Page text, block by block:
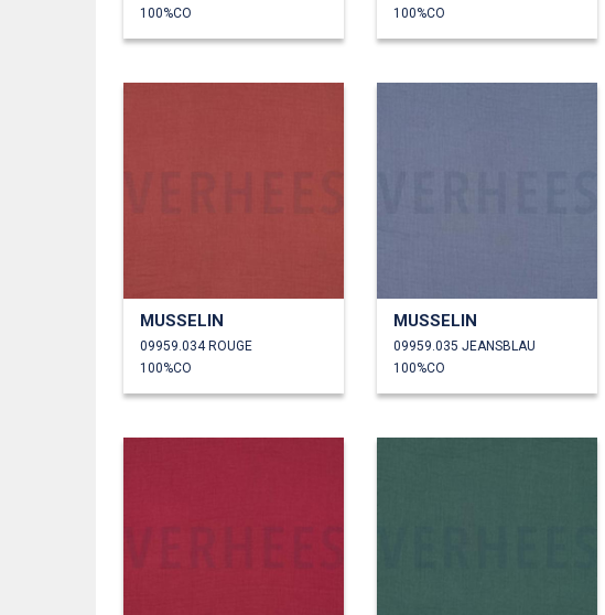
100%CO
100%CO
MUSSELIN
09959.034 ROUGE
100%CO
MUSSELIN
09959.035 JEANSBLAU
100%CO